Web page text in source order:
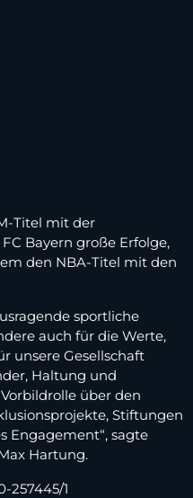
Titel mit der
Bayern große Erfolge,
den NBA-Titel mit den
sportliche
auch für die Werte,
unsere Gesellschaft
Haltung und
über den
Stiftungen
Engagement“, sagte
Hartung.
257445/1